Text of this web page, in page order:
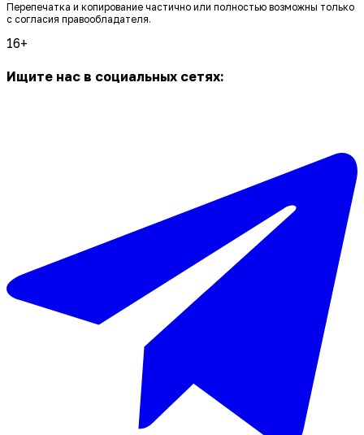
Перепечатка и копирование частично или полностью возможны только
с согласия правообладателя.
16+
Ищите нас в социальных сетях: